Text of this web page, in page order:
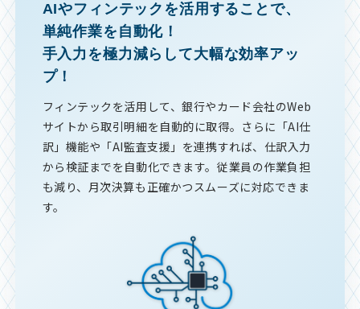
AIやフィンテックを活用することで、
単純作業を自動化！
手入力を極力減らして大幅な効率アッ
プ！
フィンテックを活用して、銀行やカード会社のWeb
サイトから取引明細を自動的に取得。さらに「AI仕
訳」機能や「AI監査支援」を連携すれば、仕訳入力
から検証までを自動化できます。従業員の作業負担
も減り、月次決算も正確かつスムーズに対応できま
す。